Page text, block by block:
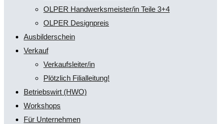
OLPER Handwerksmeister/in Teile 3+4
OLPER Designpreis
Ausbilderschein
Verkauf
Verkaufsleiter/in
Plötzlich Filialleitung!
Betriebswirt (HWO)
Workshops
Für Unternehmen